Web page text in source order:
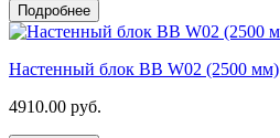
Подробнее
Настенный блок BB W02 (2500 мм)
4910.00 руб.